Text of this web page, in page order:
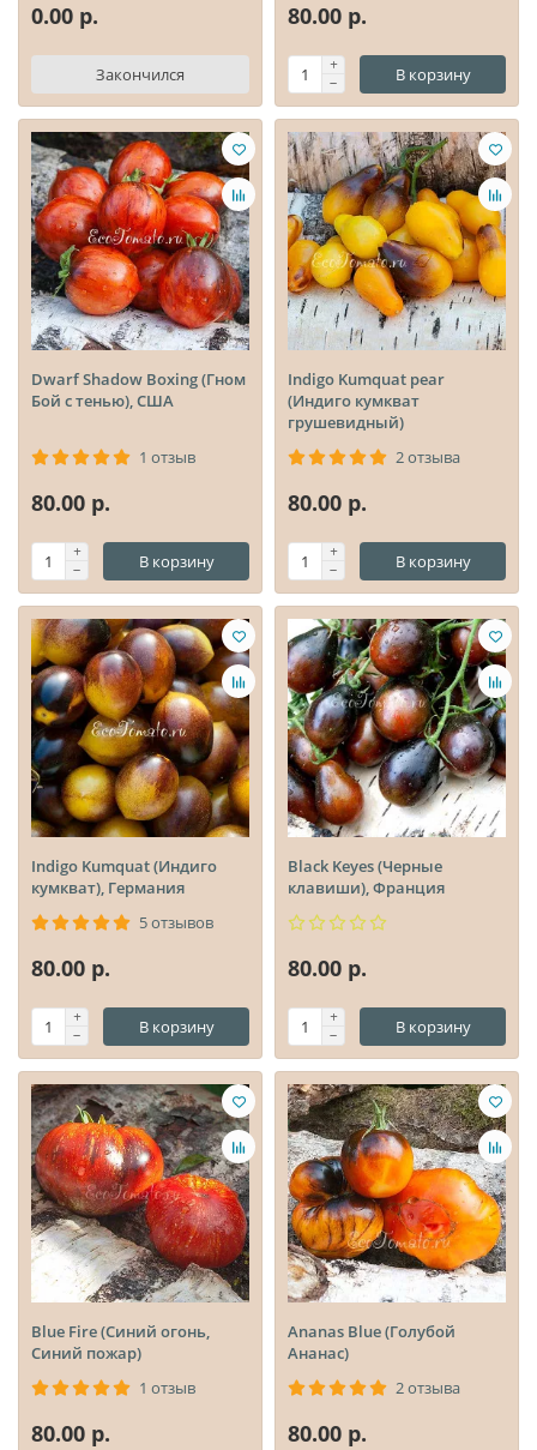
0.00 р.
Закончился
80.00 р.
В корзину
Dwarf Shadow Boxing (Гном
Бой с тенью), США
1 отзыв
80.00 р.
В корзину
Indigo Kumquat pear
(Индиго кумкват
грушевидный)
2 отзыва
80.00 р.
В корзину
Indigo Kumquat (Индиго
кумкват), Германия
5 отзывов
80.00 р.
В корзину
Black Keyes (Черные
клавиши), Франция
80.00 р.
В корзину
Blue Fire (Синий огонь,
Синий пожар)
1 отзыв
80.00 р.
Ananas Blue (Голубой
Ананас)
2 отзыва
80.00 р.